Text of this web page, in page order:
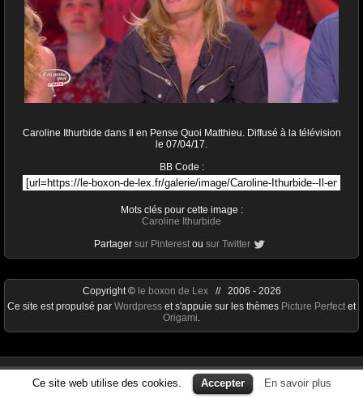
Caroline Ithurbide dans Il en Pense Quoi Matthieu. Diffusé à la télévision
le 07/04/17.
BB Code :
Mots clés pour cette image :
Caroline Ithurbide
Partager sur Pinterest ou sur Twitter
Ce site web utilise des cookies. Accepter En savoir plus
Copyright © le boxon de Lex// 2006 - 2026
Ce site est propulsé par Wordpress et s'appuie sur les thèmes Picture Perfect et
Origami.